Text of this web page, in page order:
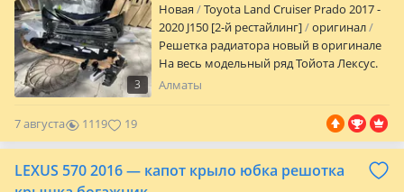
3
Новая
Toyota Land Cruiser Prado 2017 -
2020 J150 [2-й рестайлинг]
оригинал
Решетка радиатора новый в оригинале
На весь модельный ряд Тойота Лексус.
Бу оригинал, новый оригинал в
изъян. Отправки по городу и регионы
РК ежедневно. Большой ассортимент
кузовных автозапчастей в наличии. Наш
склад г. Алматы Баянаул 36а
Алматы
7 августа 1119 19
LEXUS 570 2016 — капот крыло юбка решотка